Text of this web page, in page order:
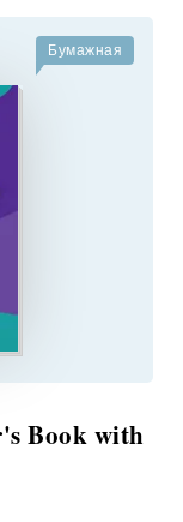
Бумажная
Book with